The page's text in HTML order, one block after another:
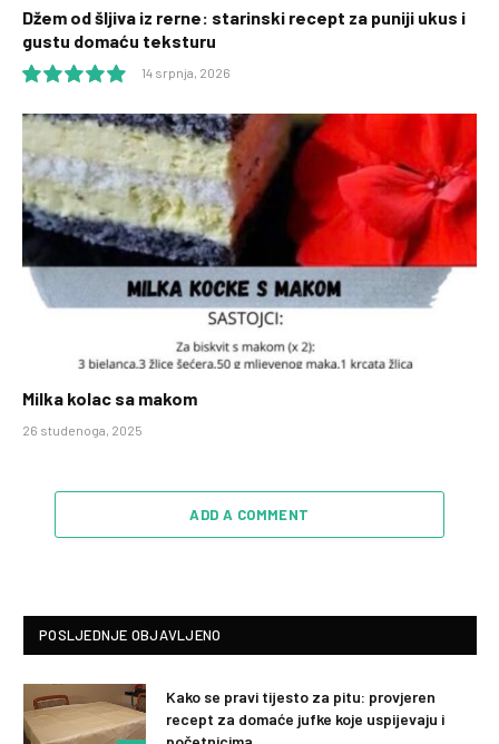
Džem od šljiva iz rerne: starinski recept za puniji ukus i
gustu domaću teksturu
10.0
14 srpnja, 2026
Milka kolac sa makom
26 studenoga, 2025
ADD A COMMENT
POSLJEDNJE OBJAVLJENO
Kako se pravi tijesto za pitu: provjeren
recept za domaće jufke koje uspijevaju i